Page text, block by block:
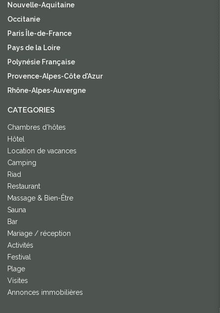
Nouvelle-Aquitaine
Occitanie
Paris Île-de-France
Pays de la Loire
Polynésie Française
Provence-Alpes-Côte d'Azur
Rhône-Alpes-Auvergne
CATEGORIES
Chambres d'hôtes
Hôtel
Location de vacances
Camping
Riad
Restaurant
Massage & Bien-Être
Sauna
Bar
Mariage / réception
Activités
Festival
Plage
Visites
Annonces immobilières